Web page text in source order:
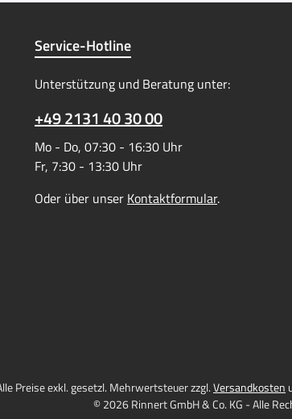
Service-Hotline
Unterstützung und Beratung unter:
+49 2131 40 30 00
Mo - Do, 07:30 - 16:30 Uhr
Fr, 7:30 - 13:30 Uhr
Oder über unser Kontaktformular.
Preise exkl. gesetzl. Mehrwertsteuer zzgl.Versandkosten
© 2026 Rinnert GmbH & Co. KG - Alle